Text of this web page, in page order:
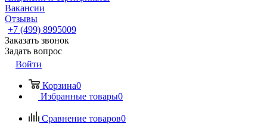
Вакансии
Отзывы
+7 (499) 8995009
Заказать звонок
Задать вопрос
Войти
Корзина0
Избранные товары0
Сравнение товаров0